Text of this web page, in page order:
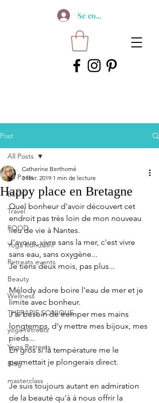
Se connecter
Post
All Posts
BLOG
Travel
FOOD
Yoga Kundalini
Retreats events
Beauty
Wellness
THERAPIE SONIQUE
yoga retreats
Yoga Retreats
Blog
masterclass
All Posts
Happy place en Bretagne
Catherine Berthomé
3 févr. 2019 1 min de lecture
Quel bonheur d'avoir découvert cet
endroit pas très loin de mon nouveau
lieu de vie à Nantes.
J'avoue, vivre sans la mer, c'est vivre
sans eau, sans oxygène...
Je tiens deux mois, pas plus...
Mélody adore boire l'eau de mer et je
limite avec bonheur.
J'ai besoin de tremper mes mains
longtemps, d'y mettre mes bijoux, mes
pieds...
En gros si la température me le
permettait je plongerais direct.
Je suis toujours autant en admiration
de la beauté qu'à à nous offrir la